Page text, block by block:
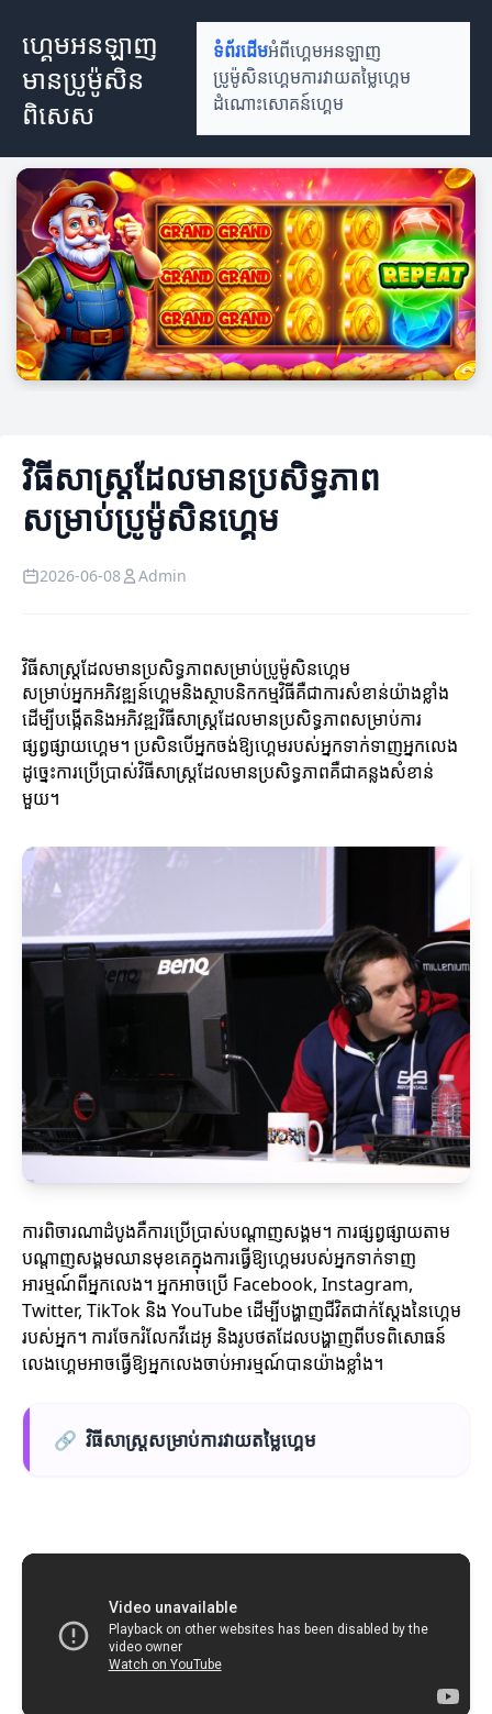
ហ្គេមអនឡាញ
មានប្រូម៉ូសិន
ពិសេស
ទំព័រដើមអំពីហ្គេមអនឡាញ
ប្រូម៉ូសិនហ្គេមការវាយតម្លៃហ្គេម
ដំណោះសោគន៍ហ្គេម
វិធីសាស្ត្រដែលមានប្រសិទ្ធភាព
សម្រាប់ប្រូម៉ូសិនហ្គេម
2026-06-08 Admin
វិធីសាស្ត្រដែលមានប្រសិទ្ធភាពសម្រាប់ប្រូម៉ូសិនហ្គេម
សម្រាប់អ្នកអភិវឌ្ឍន៍ហ្គេមនិងស្ថាបនិកកម្មវិធីគឺជាការសំខាន់យ៉ាងខ្លាំង
ដើម្បីបង្កើតនិងអភិវឌ្ឍវិធីសាស្ត្រដែលមានប្រសិទ្ធភាពសម្រាប់ការ
ផ្សព្វផ្សាយហ្គេម។ ប្រសិនបើអ្នកចង់ឱ្យហ្គេមរបស់អ្នកទាក់ទាញអ្នកលេង
ដូច្នេះការប្រើប្រាស់វិធីសាស្ត្រដែលមានប្រសិទ្ធភាពគឺជាគន្លងសំខាន់
មួយ។
ការពិចារណាដំបូងគឺការប្រើប្រាស់បណ្តាញសង្គម។ ការផ្សព្វផ្សាយតាម
បណ្តាញសង្គមឈានមុខគេក្នុងការធ្វើឱ្យហ្គេមរបស់អ្នកទាក់ទាញ
អារម្មណ៍ពីអ្នកលេង។ អ្នកអាចប្រើ Facebook, Instagram,
Twitter, TikTok និង YouTube ដើម្បីបង្ហាញជីវិតជាក់ស្តែងនៃហ្គេម
របស់អ្នក។ ការចែករំលែកវីដេអូ និងរូបថតដែលបង្ហាញពីបទពិសោធន៍
លេងហ្គេមអាចធ្វើឱ្យអ្នកលេងចាប់អារម្មណ៍បានយ៉ាងខ្លាំង។
🔗 វិធីសាស្ត្រ​សម្រាប់ការវាយតម្លៃហ្គេម